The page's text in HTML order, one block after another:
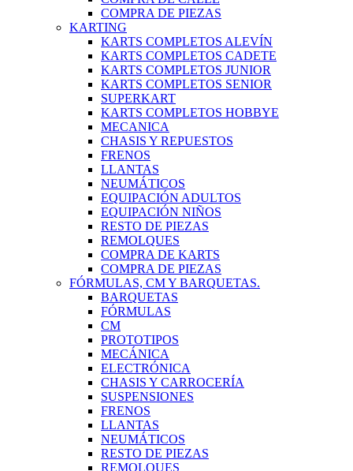
COMPRA DE PIEZAS
KARTING
KARTS COMPLETOS ALEVÍN
KARTS COMPLETOS CADETE
KARTS COMPLETOS JUNIOR
KARTS COMPLETOS SENIOR
SUPERKART
KARTS COMPLETOS HOBBYE
MECANICA
CHASIS Y REPUESTOS
FRENOS
LLANTAS
NEUMÁTICOS
EQUIPACIÓN ADULTOS
EQUIPACIÓN NIÑOS
RESTO DE PIEZAS
REMOLQUES
COMPRA DE KARTS
COMPRA DE PIEZAS
FÓRMULAS, CM Y BARQUETAS.
BARQUETAS
FÓRMULAS
CM
PROTOTIPOS
MECÁNICA
ELECTRÓNICA
CHASIS Y CARROCERÍA
SUSPENSIONES
FRENOS
LLANTAS
NEUMÁTICOS
RESTO DE PIEZAS
REMOLQUES